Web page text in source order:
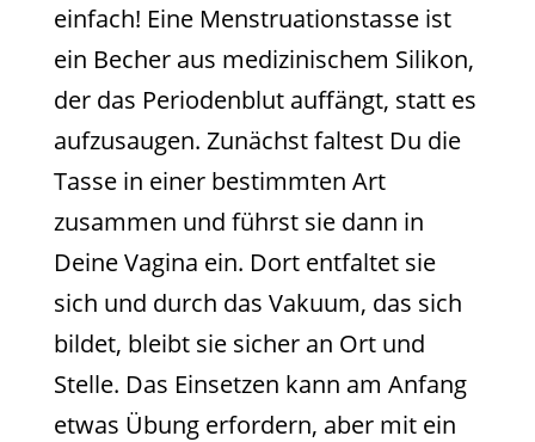
einfach! Eine Menstruationstasse ist
ein Becher aus medizinischem Silikon,
der das Periodenblut auffängt, statt es
aufzusaugen. Zunächst faltest Du die
Tasse in einer bestimmten Art
zusammen und führst sie dann in
Deine Vagina ein. Dort entfaltet sie
sich und durch das Vakuum, das sich
bildet, bleibt sie sicher an Ort und
Stelle. Das Einsetzen kann am Anfang
etwas Übung erfordern, aber mit ein